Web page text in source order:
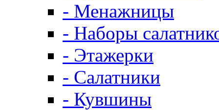
- Менажницы
- Наборы
- Этажерки
- Салатники
- Кувшины